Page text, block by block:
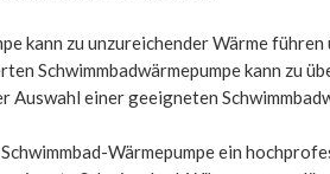
kann zu unzureichender Wärme
Schwimmbadwärmepumpe kann zu
einer geeigneten
Wärmepumpe ein